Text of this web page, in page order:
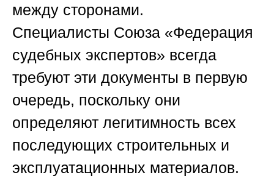
между сторонами.
Специалисты Союза «Федерация
судебных экспертов» всегда
требуют эти документы в первую
очередь, поскольку они
определяют легитимность всех
последующих строительных и
эксплуатационных материалов.